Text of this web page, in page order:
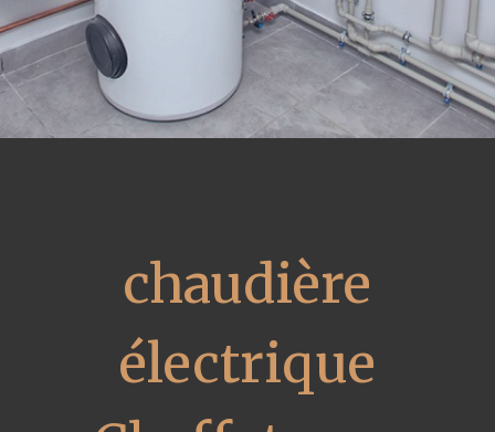
chaudière
électrique